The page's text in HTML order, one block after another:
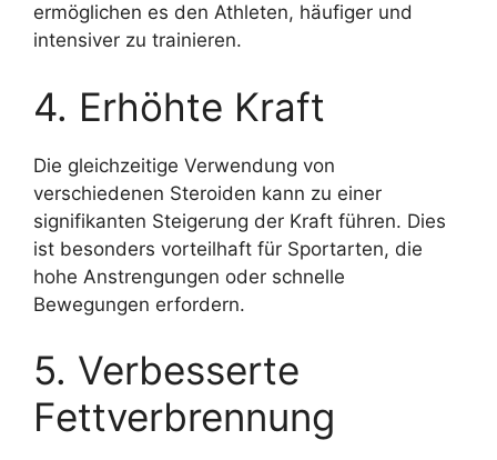
ermöglichen es den Athleten, häufiger und
intensiver zu trainieren.
4. Erhöhte Kraft
Die gleichzeitige Verwendung von
verschiedenen Steroiden kann zu einer
signifikanten Steigerung der Kraft führen. Dies
ist besonders vorteilhaft für Sportarten, die
hohe Anstrengungen oder schnelle
Bewegungen erfordern.
5. Verbesserte
Fettverbrennung